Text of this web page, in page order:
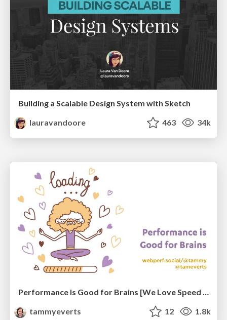
Building a Scalable Design System with Sketch
lauravandoore
463 34k
Performance Is Good for Brains [We Love Speed 2024]
tammyeverts
12 1.8k